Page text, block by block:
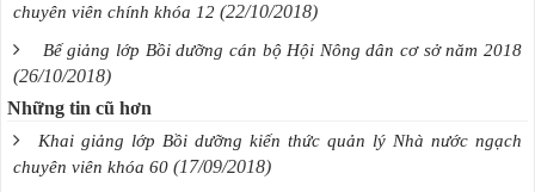
chuyên viên chính khóa 12 (22/10/2018)
Bế giảng lớp Bồi dưỡng cán bộ Hội Nông dân cơ sở năm 2018
(26/10/2018)
Những tin cũ hơn
Khai giảng lớp Bồi dưỡng kiến thức quản lý Nhà nước ngạch
chuyên viên khóa 60 (17/09/2018)